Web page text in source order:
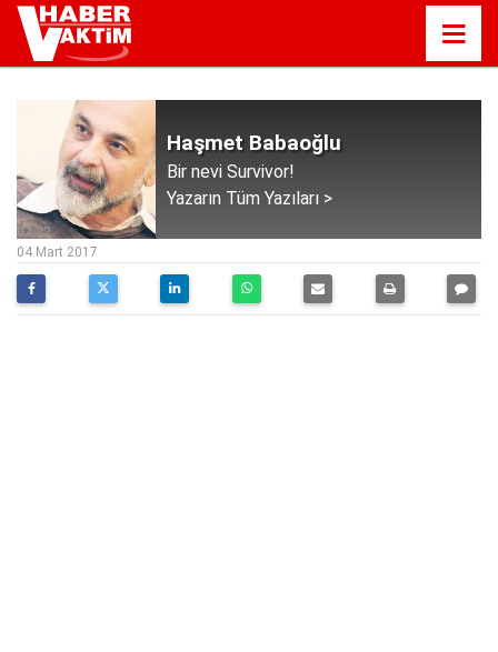
Haşmet Babaoğlu
Bir nevi Survivor!
Yazarın Tüm Yazıları >
07:22
04 Mart 2017